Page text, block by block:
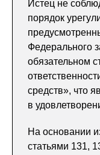
Истец не
порядок
Федерального
обязательном
средств», что
в
На основании
статьями 131,